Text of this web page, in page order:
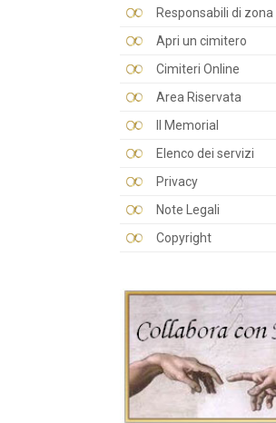
Responsabili di zona
Apri un cimitero
Cimiteri Online
Area Riservata
Il Memorial
Elenco dei servizi
Privacy
Note Legali
Copyright